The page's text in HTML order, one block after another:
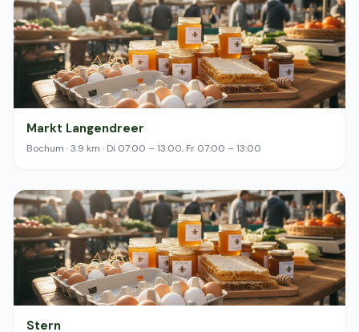
Markt Langendreer
Bochum · 3.9 km · Di 07:00 – 13:00, Fr 07:00 – 13:00
Stern